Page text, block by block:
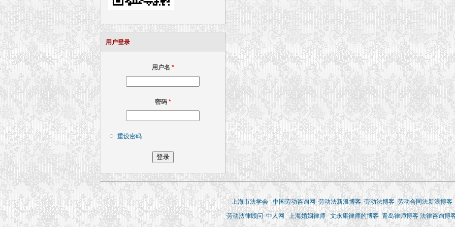
用户登录
用户名 *
密码 *
重设密码
上海市法学会 中国劳动咨询网 劳动法新浪博客 劳动法博客 劳动合同法新浪博客
劳动法律顾问 中人网 上海婚姻律师 文永康律师的博客 青岛律师博客法律咨询博